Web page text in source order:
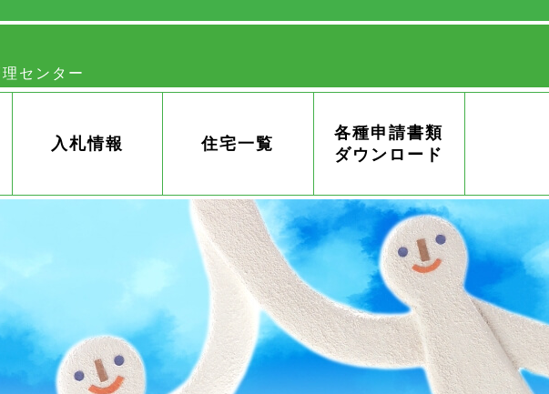
入札情報 住宅一覧
各種申請書類
ダウンロード